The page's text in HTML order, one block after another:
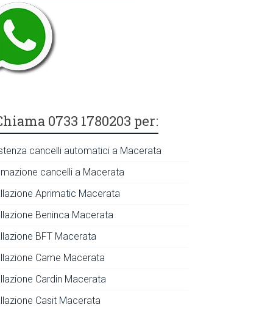
0733 1780203 per:
cancelli automatici a Macerata
cancelli a Macerata
Aprimatic Macerata
Beninca Macerata
BFT Macerata
Came Macerata
Cardin Macerata
Casit Macerata